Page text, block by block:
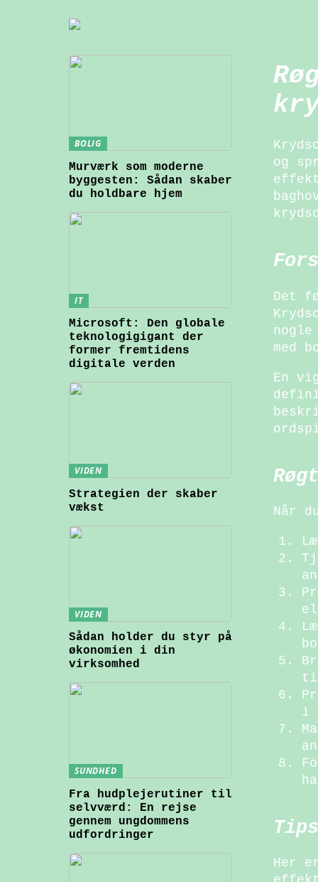
og
Det
med
En
Når
i
Her
BOLIG
Murværk som moderne
byggesten: Sådan skaber
du holdbare hjem
IT
Microsoft: Den globale
teknologigigant der
former fremtidens
digitale verden
VIDEN
Strategien der skaber
vækst
VIDEN
Sådan holder du styr på
økonomien i din
virksomhed
SUNDHED
Fra hudplejerutiner til
selvværd: En rejse
gennem ungdommens
udfordringer